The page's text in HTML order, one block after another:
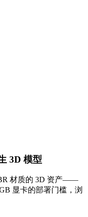
3D 模型
材质的 3D 资产——
显卡的部署门槛，浏